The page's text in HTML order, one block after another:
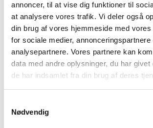
annoncer, til at vise dig funktioner til
at analysere vores trafik. Vi deler også
din brug af vores hjemmeside med vores
for sociale medier, annonceringspartnere
analysepartnere. Vores partnere kan
data med andre oplysninger, du har givet
de har indsamlet fra din brug af deres
Nødvendig
Ris og ros til Lægemiddelstyrelsen i
interessentanalyse
|10. oktober 2019|
Lægemiddelstyrelsen har en ambition om
myndighed i europæisk topklasse for
til at offentliggøre resultater fra